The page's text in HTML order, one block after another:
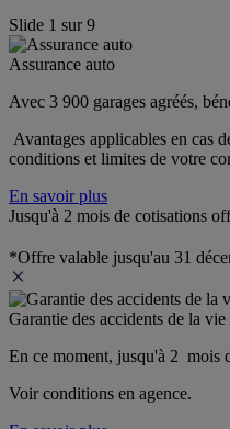
Slide 1 sur9
Assurance auto
Avec 3 900 garages agréés,
Avantages applicables en cas
conditions et limites de votre
En savoir plus
Jusqu'à 2 mois de cotisations
*Offre valable jusqu'au 31
Garantie des accidents de la vie
En ce moment, jusqu'à 2  mois
Voir conditions en agence.